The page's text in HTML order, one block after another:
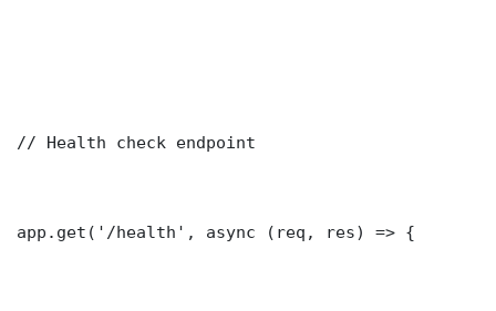
// Health check endpoint
app.get('/health', async (req, res) => {